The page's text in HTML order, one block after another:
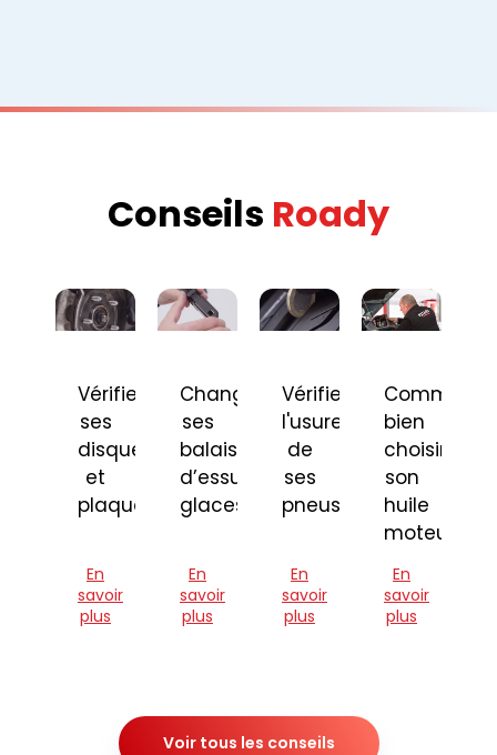
Conseils Roady
Vérifier
ses
disques
et
plaquettes
En
savoir
plus
Changer
ses
balais
d’essuie-
glaces
En
savoir
plus
Vérifier
l'usure
de
ses
pneus
En
savoir
plus
Comment
bien
choisir
son
huile
moteur
En
savoir
plus
Voir tous les conseils